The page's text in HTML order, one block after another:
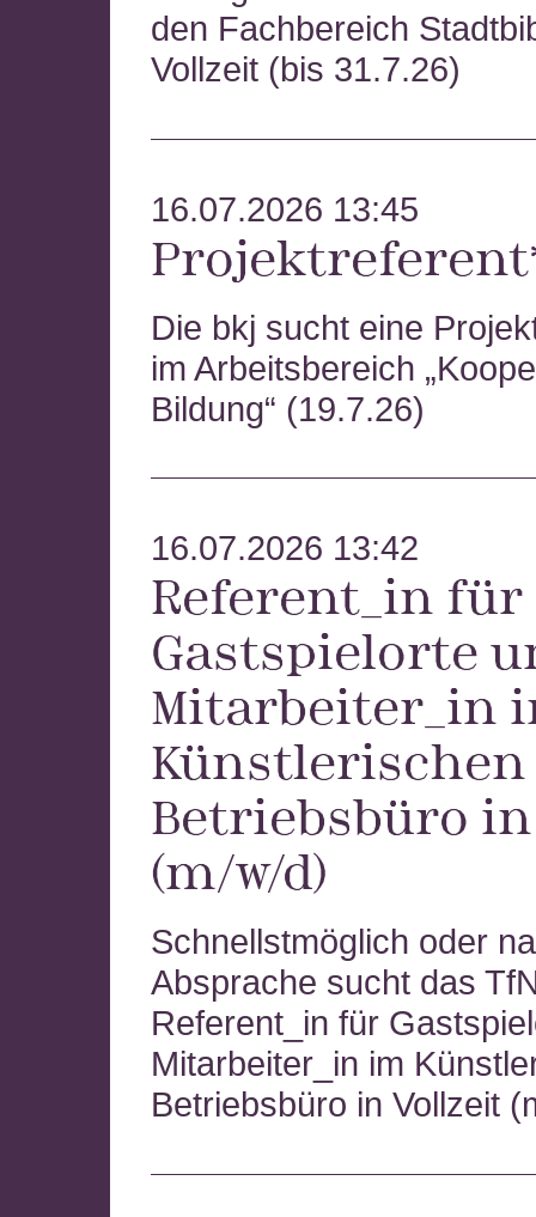
den Fachbereich
Vollzeit (bis 31.7.26)
16.07.2026 13:45
Die bkj sucht eine
im Arbeitsbereich
Bildung“ (19.7.26)
16.07.2026 13:42
Referent_in für
Gastspielorte
Mitarbeiter_in
Künstlerischen
Betriebsbüro
(m/w/d)
Schnellstmöglich oder
Absprache sucht das
Referent_in für
Mitarbeiter_in im
Betriebsbüro in Vollzeit